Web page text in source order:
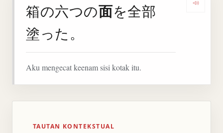
箱の六つの面を全部
塗った。
Aku mengecat keenam sisi kotak itu.
TAUTAN KONTEKSTUAL